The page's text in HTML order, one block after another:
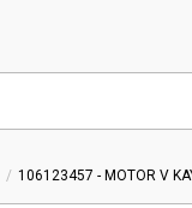
106123457 - MOTOR V